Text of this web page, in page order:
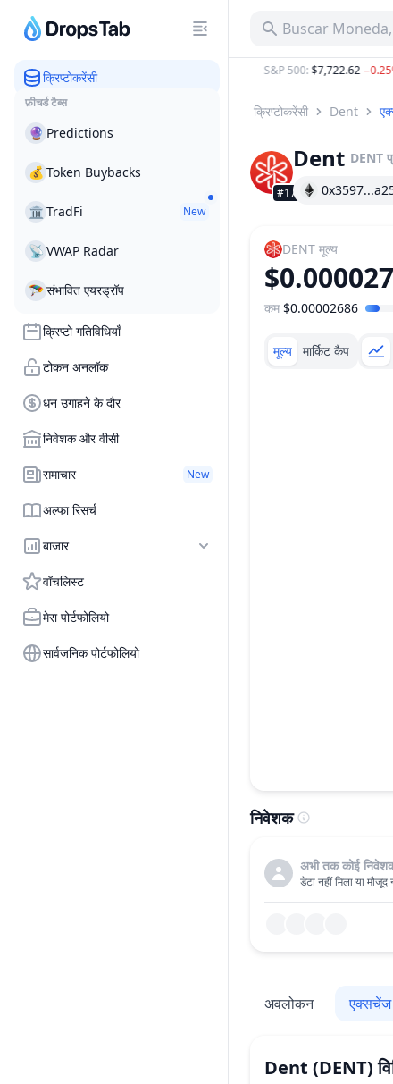
क्रिप्टोकरेंसी
फ़ीचर्ड टैब्स
🔮 Predictions
💰 Token Buybacks
🏛 TradFi New
📡 VWAP Radar
🪂संभावित एयरड्रॉप
क्रिप्टो गतिविधियाँ
टोकन अनलॉक
धन उगाहने के दौर
निवेशक और वीसी
समाचार New
अल्फा रिसर्च
बाजार
वॉचलिस्ट
मेरा पोर्टफोलियो
सार्वजनिक पोर्टफोलियो
Buscar
$64,740.00 0.93% S&P 500:$7,722.62−0.25%
क्रिप्टोकरेंसी Dent
#1765
Dent DENT
DENT मूल्य
मूल्य सीमा
कम $0.00002686
मूल्य मार्किट कैप
निवेशक
अभी तक कोई
डेटा नहीं मिला या मौजूद
अवलोकन एक्सचेंज
Dent (DENT)